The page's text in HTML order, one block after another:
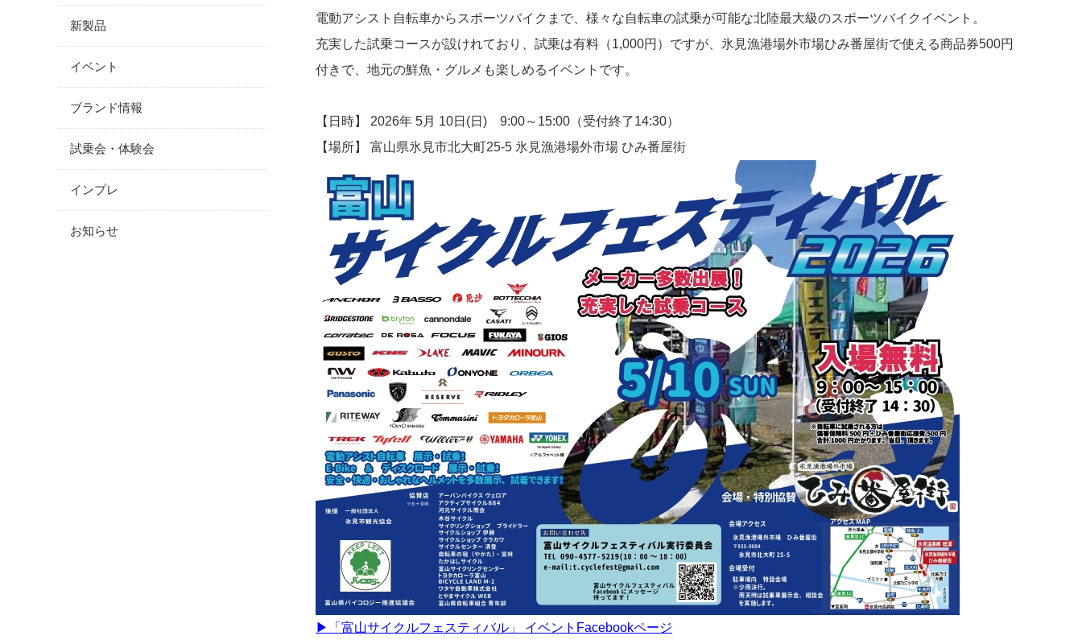
電動アシスト自転車からスポーツバイクまで、様々な自転車の試乗が可能な北陸最大級のスポーツバイクイベント。
充実した試乗コースが設けれており、試乗は有料（1,000円）ですが、氷見漁港場外市場ひみ番屋街で使える商品券500円
付きで、地元の鮮魚・グルメも楽しめるイベントです。
【日時】 2026年 5月 10日(日) 9:00～15:00（受付終了14:30）
【場所】 富山県氷見市北大町25-5 氷見漁港場外市場 ひみ番屋街
▶「富山サイクルフェスティバル」 イベントFacebookページ
新製品
イベント
ブランド情報
試乗会・体験会
インプレ
お知らせ